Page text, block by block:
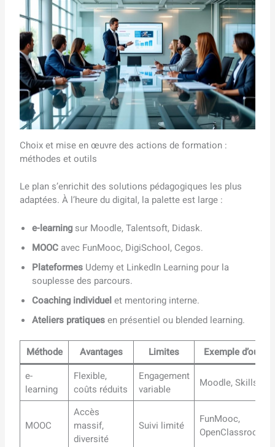
Choix et mise en œuvre des actions de formation :
méthodes et outils
Le plan s’enrichit des solutions pédagogiques les plus
adaptées. À l’heure du digital, la palette est large :
e-learning sur Moodle, Talentsoft, Didask.
MOOC avec FunMooc, DigiSchool, Cegos.
Plateformes Udemy et LinkedIn Learning pour la
souplesse des parcours.
Coaching individuelet mentoring interne.
Ateliers pratiquesen présentiel ou blended learning.
Méthode Avantages Limites
Exemple d’outil
e-
learning
Flexible,
coûts réduits
Engagement
variable
Moodle, Skillsoft
MOOC
Accès
massif,
diversité
Suivi limité
FunMooc,
OpenClassrooms